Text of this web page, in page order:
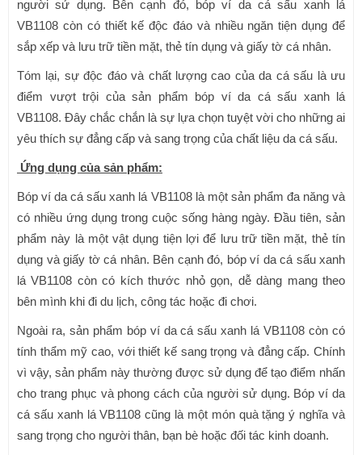
người sử dụng. Bên cạnh đó, bóp ví da cá sấu xanh lá
VB1108 còn có thiết kế độc đáo và nhiều ngăn tiện dụng để
sắp xếp và lưu trữ tiền mặt, thẻ tín dụng và giấy tờ cá nhân.
Tóm lại, sự độc đáo và chất lượng cao của da cá sấu là ưu
điểm vượt trội của sản phẩm bóp ví da cá sấu xanh lá
VB1108. Đây chắc chắn là sự lựa chọn tuyệt vời cho những ai
yêu thích sự đẳng cấp và sang trọng của chất liệu da cá sấu.
Ứng dụng của sản phẩm:
Bóp ví da cá sấu xanh lá VB1108 là một sản phẩm đa năng và
có nhiều ứng dụng trong cuộc sống hàng ngày. Đầu tiên, sản
phẩm này là một vật dụng tiện lợi để lưu trữ tiền mặt, thẻ tín
dụng và giấy tờ cá nhân. Bên cạnh đó, bóp ví da cá sấu xanh
lá VB1108 còn có kích thước nhỏ gọn, dễ dàng mang theo
bên mình khi đi du lịch, công tác hoặc đi chơi.
Ngoài ra, sản phẩm bóp ví da cá sấu xanh lá VB1108 còn có
tính thẩm mỹ cao, với thiết kế sang trọng và đẳng cấp. Chính
vì vậy, sản phẩm này thường được sử dụng để tạo điểm nhấn
cho trang phục và phong cách của người sử dụng. Bóp ví da
cá sấu xanh lá VB1108 cũng là một món quà tặng ý nghĩa và
sang trọng cho người thân, bạn bè hoặc đối tác kinh doanh.